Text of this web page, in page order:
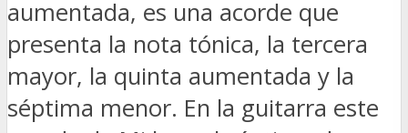
aumentada, es una acorde que
presenta la nota tónica, la tercera
mayor, la quinta aumentada y la
séptima menor. En la guitarra este